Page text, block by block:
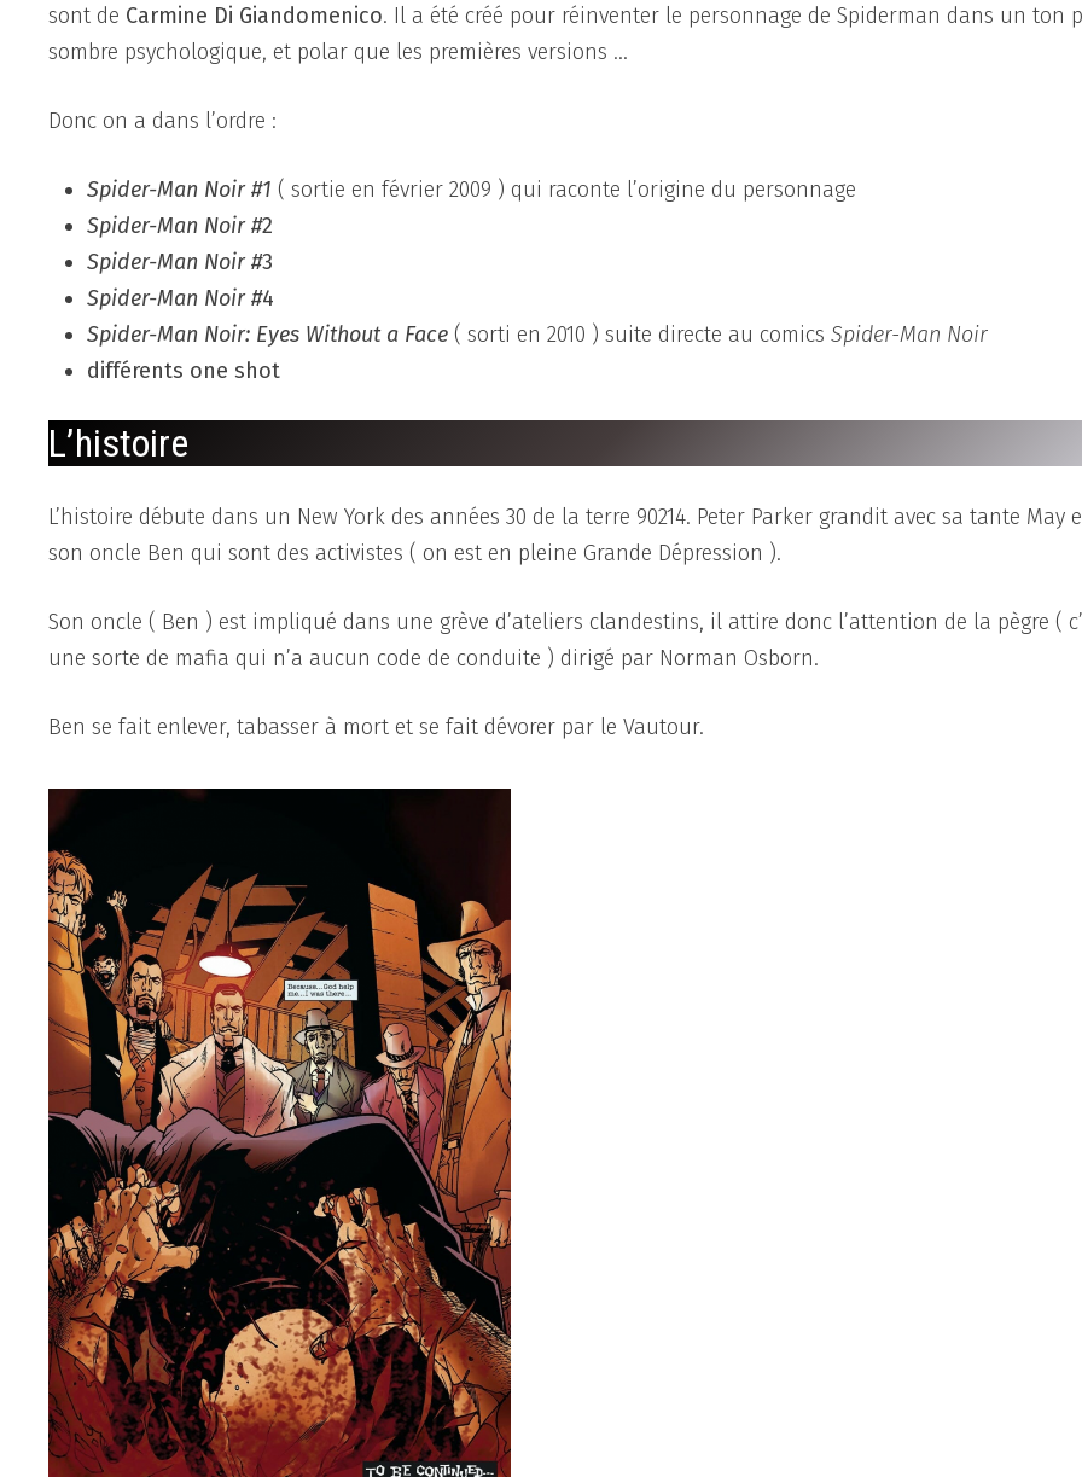
sont de Carmine Di Giandomenico. Il a été créé pour réinventer le personnage de Spiderman dans un ton
sombre psychologique, et polar que les premières versions …
Donc on a dans l’ordre :
Spider-Man Noir #1 ( sortie en février 2009 ) qui raconte l’origine du personnage
Spider-Man Noir #2
Spider-Man Noir#3
Spider-Man Noir #4
Spider-Man Noir: Eyes Without a Face ( sorti en 2010 ) suite directe au comics Spider-Man Noir
différents one shot
L’histoire
L’histoire débute dans un New York des années 30 de la terre 90214. Peter Parker grandit avec sa tante May
son oncle Ben qui sont des activistes ( on est en pleine Grande Dépression ).
Son oncle ( Ben ) est impliqué dans une grève d’ateliers clandestins, il attire donc l’attention de la pègre (
une sorte de mafia qui n’a aucun code de conduite ) dirigé par Norman Osborn.
Ben se fait enlever, tabasser à mort et se fait dévorer par le Vautour.